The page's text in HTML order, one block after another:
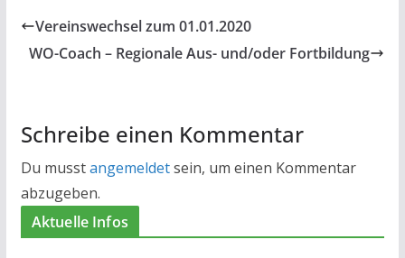
Vereinswechsel zum 01.01.2020
WO-Coach – Regionale Aus- und/oder Fortbildung
Schreibe einen Kommentar
Du musstangemeldetsein, um einen Kommentar
abzugeben.
Aktuelle Infos